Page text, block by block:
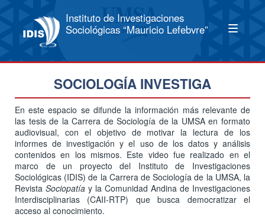
Instituto de Investigaciones
Sociológicas “Mauricio Lefebvre”
SOCIOLOGÍA INVESTIGA
En este espacio se difunde la información más relevante de
las tesis de la Carrera de Sociología de la UMSA en formato
audiovisual, con el objetivo de motivar la lectura de los
informes de investigación y el uso de los datos y análisis
contenidos en los mismos. Este video fue realizado en el
marco de un proyecto del Instituto de Investigaciones
Sociológicas (IDIS) de la Carrera de Sociología de la UMSA, la
Revista Sociopatía y la Comunidad Andina de Investigaciones
Interdisciplinarias (CAII-RTP) que busca democratizar el
acceso al conocimiento.